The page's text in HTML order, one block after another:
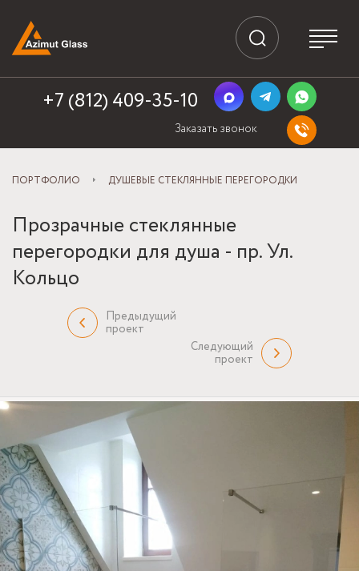
+7 (812) 409-35-10
Заказать звонок
ПОРТФОЛИО ДУШЕВЫЕ СТЕКЛЯННЫЕ ПЕРЕГОРОДКИ
Прозрачные стеклянные
перегородки для душа - пр. Ул.
Кольцо
Предыдущий
проект
Следующий
проект